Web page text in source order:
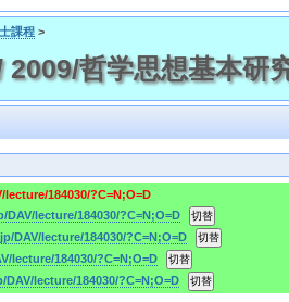
課程>
哲学思想基本研
184030/?C=N;O=D
lecture/184030/?C=N;O=D
DAV/lecture/184030/?C=N;O=D
lecture/184030/?C=N;O=D
lecture/184030/?C=N;O=D